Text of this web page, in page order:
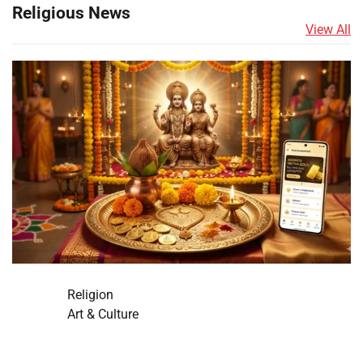
Religious News
View All
Religion
Art & Culture